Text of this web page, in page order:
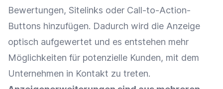
Bewertungen, Sitelinks oder Call-to-Action-
Buttons hinzufügen. Dadurch wird die Anzeige
optisch aufgewertet und es entstehen mehr
Möglichkeiten für potenzielle Kunden, mit dem
Unternehmen in Kontakt zu treten.